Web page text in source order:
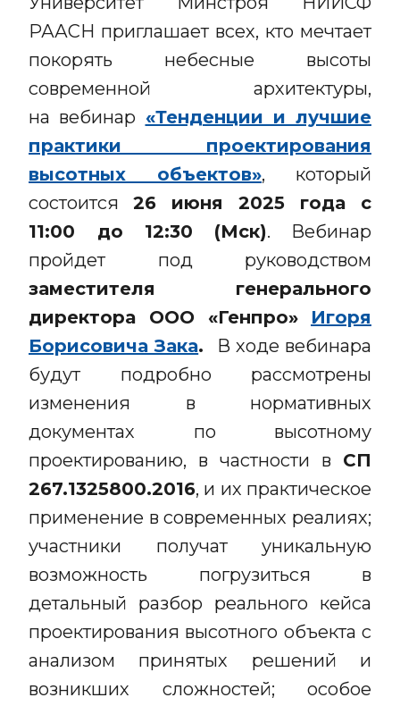
РААСН приглашает всех, кто мечтает
покорять небесные высоты
современной архитектуры,
на вебинар «Тенденции и лучшие
практики проектирования
высотных объектов», который
состоится 26 июня 2025 года с
11:00 до 12:30
(Мск). Вебинар
пройдет под руководством
заместителя генерального
директора ООО «Генпро»
Игоря
Борисовича Зака. В ходе вебинара
будут подробно рассмотрены
изменения в нормативных
документах по высотному
проектированию, в частности в СП
267.1325800.2016, и их практическое
применение в современных реалиях;
участники получат уникальную
возможность погрузиться в
детальный разбор реального кейса
проектирования высотного объекта с
анализом принятых решений и
возникших сложностей; особое